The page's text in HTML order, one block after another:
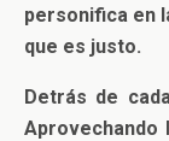
personifica en
que es justo.
Detrás de
Aprovechando